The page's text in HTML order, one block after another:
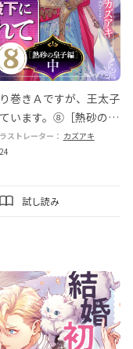
巻きＡですが、王太子
います。⑧［熱砂の皇
ストレーター： カズアキ
試し読み